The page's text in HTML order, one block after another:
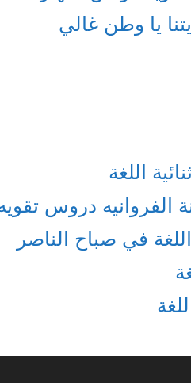
يا وطن غالي
اللغة
الفروانيه دروس
في صباح الناصر